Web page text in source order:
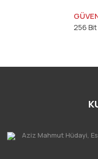
256 Bit
Aziz Mahmut Hüdayi,